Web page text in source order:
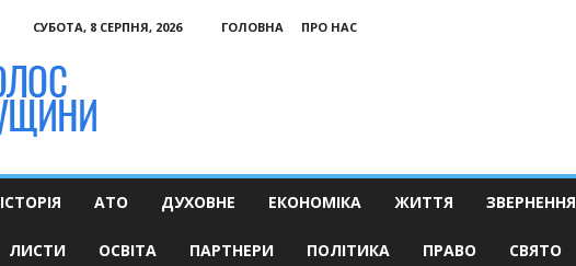
СУБОТА, 8 СЕРПНЯ, 2026 ГОЛОВНА
ПРО НАС
ІСТОРІЯ АТО ДУХОВНЕ ЕКОНОМІКА ЖИТТЯ ЗВЕРНЕННЯ
ЛИСТИ ОСВІТА ПАРТНЕРИ ПОЛІТИКА ПРАВО СВЯТО